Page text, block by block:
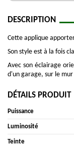
DESCRIPTION
Cette applique
Son style est à la fois
Avec son éclairage
d'un garage, sur le
DÉTAILS PRODUIT
Puissance
Luminosité
Teinte